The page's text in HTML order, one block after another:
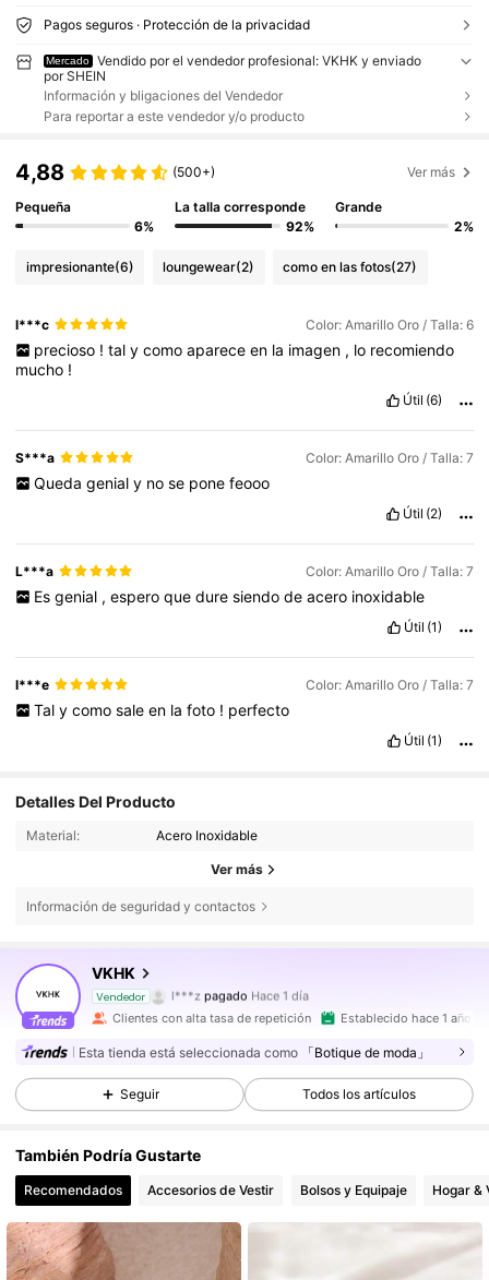
Pagos seguros · Protección de la privacidad
Mercado
Vendido por el vendedor profesional: VKHK y enviado
por SHEIN
Información y bligaciones del Vendedor
Para reportar a este vendedor y/o producto
4,88 (500+) Ver más
Pequeña
6%
La talla corresponde
92%
Grande
2%
impresionante(6) loungewear(2) como en las fotos(27)
l***c Color: Amarillo Oro / Talla: 6
precioso ! tal y como aparece en la imagen , lo recomiendo
mucho !
Útil (6)
S***a Color: Amarillo Oro / Talla: 7
Queda genial y no se pone feooo
Útil (2)
L***a Color: Amarillo Oro / Talla: 7
Es genial , espero que dure siendo de acero inoxidable
Útil (1)
l***e Color: Amarillo Oro / Talla: 7
Tal y como sale en la foto ! perfecto
Útil (1)
Detalles Del Producto
Material: Acero Inoxidable
Ver más
Información de seguridad y contactos
VKHK
Vendedor
l***z pagado Hace 1 día
h***sseguido haceHace 30 minutos
4,88 62K Seguidores
4,88 62K Seguidores
62K Seguidores
Clientes con alta tasa de repetición Establecido hace 1 año
Esta tienda está seleccionada como 「Botique de moda」
Seguir Todos los artículos
También Podría Gustarte
Recomendados Accesorios de Vestir Bolsos y Equipaje Hogar &